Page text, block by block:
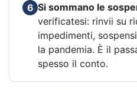
6 Si sommano le
verificatesi: rinvii su
impedimenti,
la pandemia. È il
spesso il conto.